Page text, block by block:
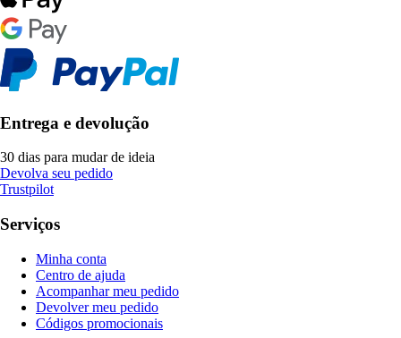
Entrega e devolução
30 dias para mudar de ideia
Devolva seu pedido
Trustpilot
Serviços
Minha conta
Centro de ajuda
Acompanhar meu pedido
Devolver meu pedido
Códigos promocionais